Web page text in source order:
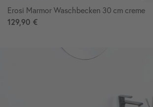
Erosi Marmor Waschbecken 30 cm creme
129,90 €